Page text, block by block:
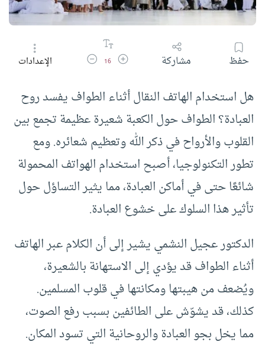
حفظ مشاركة زيادة حجم الخط
16 تقليل حجم الخطالإعدادات
هل استخدام الهاتف النقال أثناء الطواف يفسد روح
العبادة؟ الطواف حول الكعبة شعيرة عظيمة تجمع بين
القلوب والأرواح في ذكر الله وتعظيم شعائره. ومع
تطور التكنولوجيا، أصبح استخدام الهواتف المحمولة
شائعًا حتى في أماكن العبادة، مما يثير التساؤل حول
تأثير هذا السلوك على خشوع العبادة.
الدكتور عجيل النشمي يشير إلى أن الكلام عبر الهاتف
أثناء الطواف قد يؤدي إلى الاستهانة بالشعيرة،
ويُضعف من هيبتها ومكانتها في قلوب المسلمين.
كذلك، قد يشوّش على الطائفين بسبب رفع الصوت،
مما يخل بجو العبادة والروحانية التي تسود المكان.